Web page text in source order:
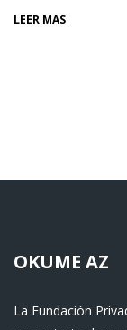
LEER MÁS
OKUME AZ
La Fundación